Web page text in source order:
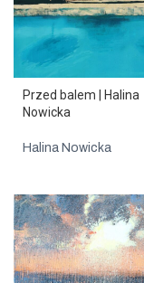
Przed balem | Halina
Nowicka
Halina Nowicka